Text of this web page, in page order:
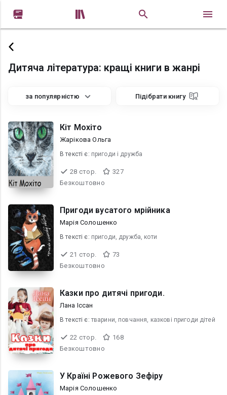
 
Дитяча література: кращі книги в жанрі
за популярністю Підібрати книгу
Кіт Мохіто
Жарікова Ольга
В текcті є: пригоди і дружба
28 стор.
327
Безкоштовно
Пригоди вусатого мрійника
Марія Солошенко
В текcті є: пригоди, дружба, коти
21 стор.
73
Безкоштовно
Казки про дитячі пригоди.
Лана Іссан
В текcті є:тварини, повчання, казкові пригоди дітей
22 стор.
168
Безкоштовно
У Країні Рожевого Зефіру
Марія Солошенко